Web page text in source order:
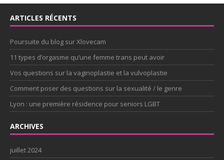
ARTICLES RÉCENTS
Poursuite du blog sur Xlovecam
11 types d’orgasme qu’une femme trans peut avoir
Vos questions sur la vaginoplastie et la vulvoplastie
Comment poser des questions sur la sexualité / le genre
Lyon : une première résidence pour seniors LGBT
ARCHIVES
juillet 2024